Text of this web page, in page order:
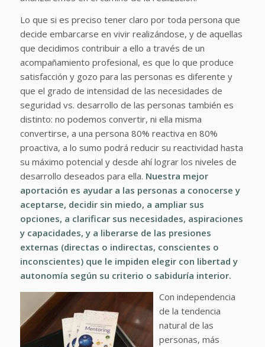
Lo que si es preciso tener claro por toda persona que
decide embarcarse en vivir realizándose, y de aquellas
que decidimos contribuir a ello a través de un
acompañamiento profesional, es que lo que produce
satisfacción y gozo para las personas es diferente y
que el grado de intensidad de las necesidades de
seguridad vs. desarrollo de las personas también es
distinto: no podemos convertir, ni ella misma
convertirse, a una persona 80% reactiva en 80%
proactiva, a lo sumo podrá reducir su reactividad hasta
su máximo potencial y desde ahí lograr los niveles de
desarrollo deseados para ella. Nuestra mejor
aportación es ayudar a las personas a conocerse y
aceptarse, decidir sin miedo, a ampliar sus
opciones, a clarificar sus necesidades, aspiraciones
y capacidades, y a liberarse de las presiones
externas (directas o indirectas, conscientes o
inconscientes) que le impiden elegir con libertad y
autonomía según su criterio o sabiduría interior.
Con independencia
de la tendencia
natural de las
personas, más